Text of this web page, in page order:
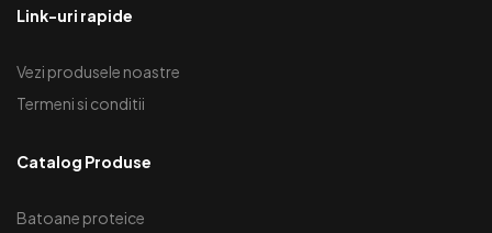
Link-uri rapide
Vezi produsele noastre
Termeni si conditii
Catalog Produse
Batoane proteice